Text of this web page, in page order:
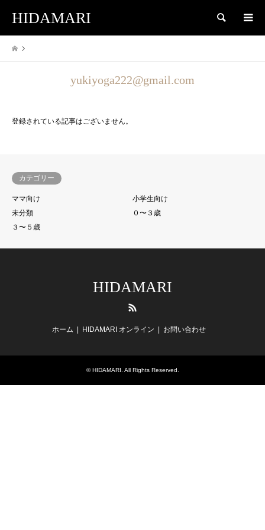
HIDAMARI 検索
yukiyoga222@gmail.com
登録されている記事はございません。
カテゴリー
ママ向け
小学生向け
未分類
０〜３歳
３〜５歳
HIDAMARI
ホーム HIDAMARI オンライン お問い合わせ
©HIDAMARI . All Rights Reserved.